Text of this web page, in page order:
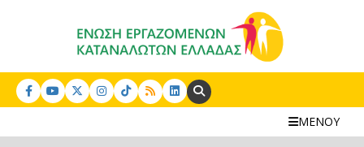
Search:
ΜΕΝΟΥ